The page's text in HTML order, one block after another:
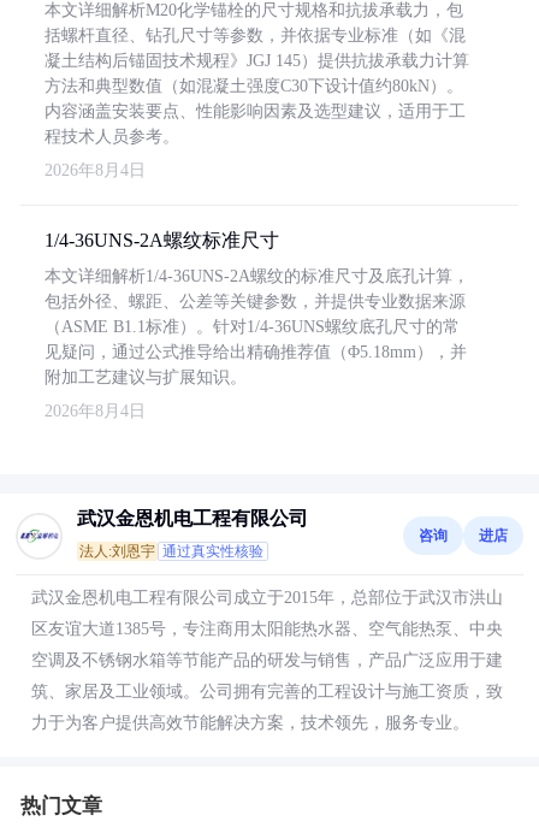
本文详细解析M20化学锚栓的尺寸规格和抗拔承载力，包
括螺杆直径、钻孔尺寸等参数，并依据专业标准（如《混
凝土结构后锚固技术规程》JGJ 145）提供抗拔承载力计算
方法和典型数值（如混凝土强度C30下设计值约80kN）。
内容涵盖安装要点、性能影响因素及选型建议，适用于工
程技术人员参考。
2026年8月4日
1/4-36UNS-2A螺纹标准尺寸
本文详细解析1/4-36UNS-2A螺纹的标准尺寸及底孔计算，
包括外径、螺距、公差等关键参数，并提供专业数据来源
（ASME B1.1标准）。针对1/4-36UNS螺纹底孔尺寸的常
见疑问，通过公式推导给出精确推荐值（Φ5.18mm），并
附加工艺建议与扩展知识。
2026年8月4日
武汉金恩机电工程有限公司
法人:刘恩宇 通过真实性核验
咨询 进店
武汉金恩机电工程有限公司成立于2015年，总部位于武汉市洪山
区友谊大道1385号，专注商用太阳能热水器、空气能热泵、中央
空调及不锈钢水箱等节能产品的研发与销售，产品广泛应用于建
筑、家居及工业领域。公司拥有完善的工程设计与施工资质，致
力于为客户提供高效节能解决方案，技术领先，服务专业。
热门文章